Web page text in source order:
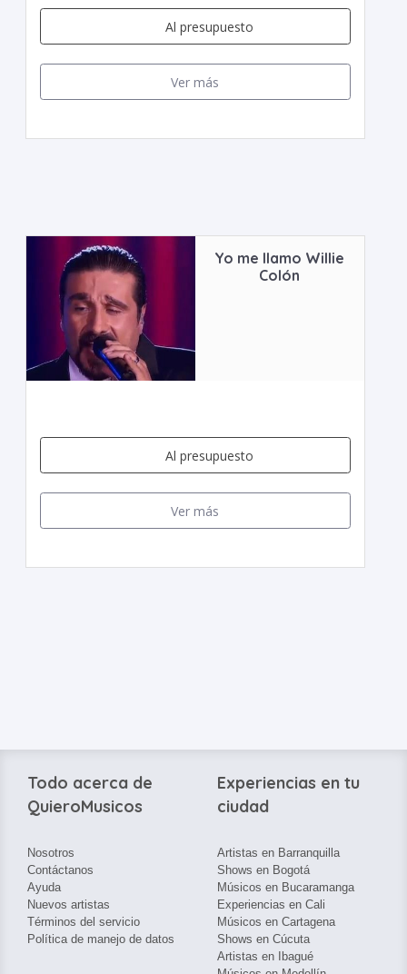
Al presupuesto
Ver más
Yo me llamo Willie
Colón
Al presupuesto
Ver más
Todo acerca de
QuieroMusicos
Nosotros
Contáctanos
Ayuda
Nuevos artistas
Términos del servicio
Política de manejo de datos
Experiencias en tu
ciudad
Artistas en Barranquilla
Shows en Bogotá
Músicos en Bucaramanga
Experiencias en Cali
Músicos en Cartagena
Shows en Cúcuta
Artistas en Ibagué